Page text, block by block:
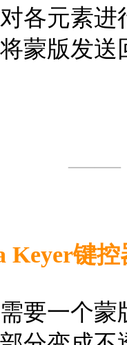
各元素进
蒙版发送
Keyer键控
要一个